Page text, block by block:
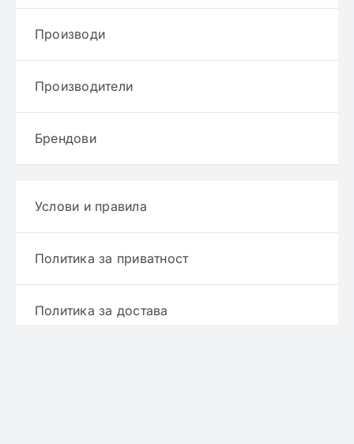
Производи
Производители
Брендови
Услови и правила
Политика за приватност
Политика за достава